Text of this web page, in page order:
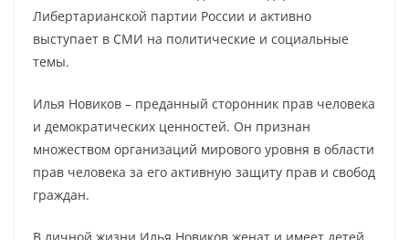
Либертарианской партии России и активно
выступает в СМИ на политические и социальные
темы.
Илья Новиков – преданный сторонник прав человека
и демократических ценностей. Он признан
множеством организаций мирового уровня в области
прав человека за его активную защиту прав и свобод
граждан.